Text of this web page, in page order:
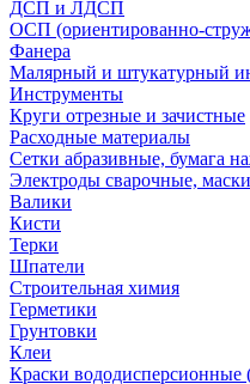
ДСП и ЛДСП
ОСП (ориентированно-
Фанера
Малярный и штукатурный
Инструменты
Круги отрезные и зачистные
Расходные материалы
Сетки абразивные, бумага
Электроды сварочные,
Валики
Кисти
Терки
Шпатели
Строительная химия
Герметики
Грунтовки
Клеи
Краски